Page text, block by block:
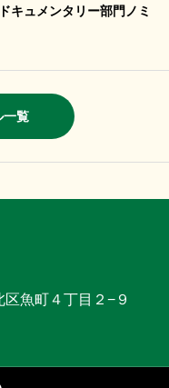
キュメンタリー部門ノミ
一覧
魚町４丁目２−９